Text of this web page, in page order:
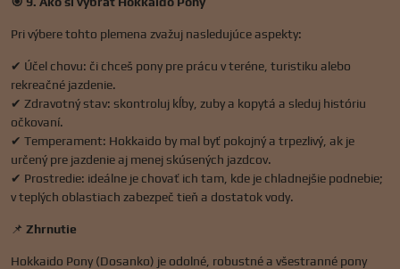
Pri výbere tohto plemena zvažuj nasledujúce aspekty:
✔ Účel chovu: či chceš pony pre prácu v teréne, turistiku alebo
rekreačné jazdenie.
✔ Zdravotný stav: skontroluj kĺby, zuby a kopytá a sleduj históriu
očkovaní.
✔ Temperament: Hokkaido by mal byť pokojný a trpezlivý, ak je
určený pre jazdenie aj menej skúsených jazdcov.
✔ Prostredie: ideálne je chovať ich tam, kde je chladnejšie podnebie;
v teplých oblastiach zabezpeč tieň a dostatok vody.
📌 Zhrnutie
Hokkaido Pony (Dosanko) je odolné, robustné a všestranné pony